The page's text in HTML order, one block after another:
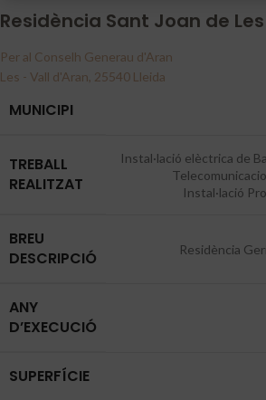
Residència Sant Joan de Les
Per al Conselh Generau d'Aran
Les - Vall d'Aran, 25540 Lleida
MUNICIPI
TREBALL
REALITZAT
Instal·lació elèctrica de
Instal·lació
BREU
DESCRIPCIÓ
Residència
ANY
D’EXECUCIÓ
SUPERFÍCIE